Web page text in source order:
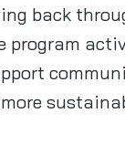
back
program